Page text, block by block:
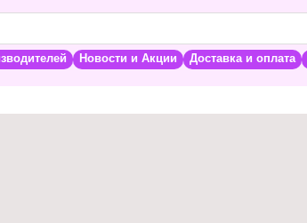
Новости и Акции Доставка и оплата